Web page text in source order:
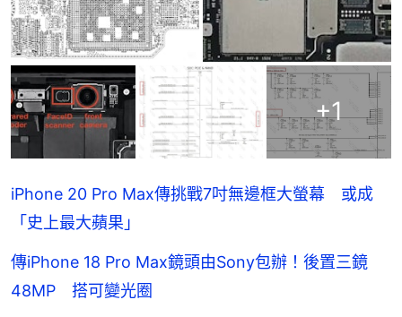
+1
iPhone 20 Pro Max傳挑戰7吋無邊框大螢幕 或成
「史上最大蘋果」
傳iPhone 18 Pro Max鏡頭由Sony包辦！後置三鏡
48MP 搭可變光圈